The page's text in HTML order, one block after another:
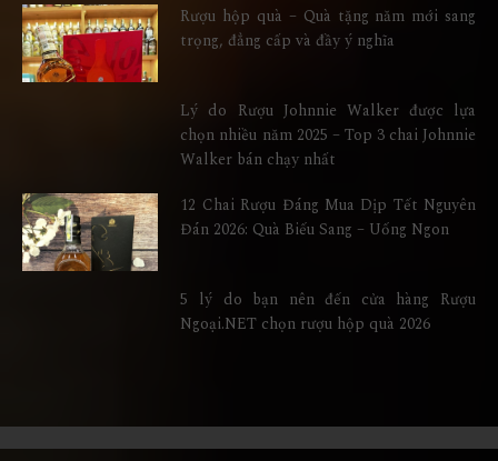
Rượu hộp quà – Quà tặng năm mới sang
trọng, đẳng cấp và đầy ý nghĩa
Lý do Rượu Johnnie Walker được lựa
chọn nhiều năm 2025 – Top 3 chai Johnnie
Walker bán chạy nhất
12 Chai Rượu Đáng Mua Dịp Tết Nguyên
Đán 2026: Quà Biếu Sang – Uống Ngon
5 lý do bạn nên đến cửa hàng Rượu
Ngoại.NET chọn rượu hộp quà 2026